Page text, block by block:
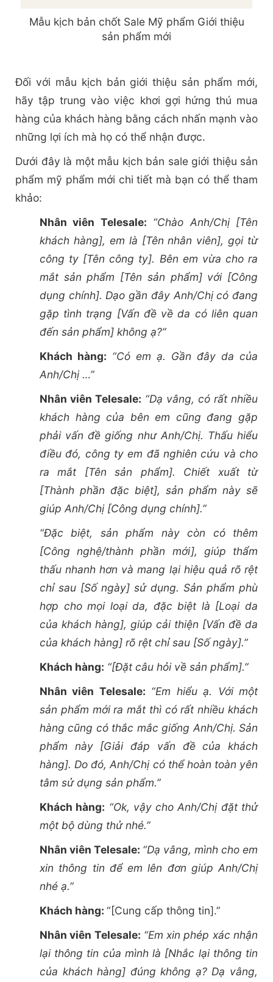
Mẫu kịch bản chốt Sale Mỹ phẩm Giới thiệu
sản phẩm mới
Đối với mẫu kịch bản giới thiệu sản phẩm mới,
hãy tập trung vào việc khơi gợi hứng thú mua
hàng của khách hàng bằng cách nhấn mạnh vào
những lợi ích mà họ có thể nhận được.
Dưới đây là một mẫu kịch bản sale giới thiệu sản
phẩm mỹ phẩm mới chi tiết mà bạn có thể tham
khảo:
Nhân viên Telesale: “Chào Anh/Chị [Tên
khách hàng], em là [Tên nhân viên], gọi từ
công ty [Tên công ty]. Bên em vừa cho ra
mắt sản phẩm [Tên sản phẩm] với [Công
dụng chính]. Dạo gần đây Anh/Chị có đang
gặp tình trạng [Vấn đề về da có liên quan
đến sản phẩm] không ạ?”
Khách hàng: “Có em ạ. Gần đây da của
Anh/Chị …”
Nhân viên Telesale: “Dạ vâng, có rất nhiều
khách hàng của bên em cũng đang gặp
phải vấn đề giống như Anh/Chị. Thấu hiểu
điều đó, công ty em đã nghiên cứu và cho
ra mắt [Tên sản phẩm]. Chiết xuất từ
[Thành phần đặc biệt], sản phẩm này sẽ
giúp Anh/Chị [Công dụng chính].”
“Đặc biệt, sản phẩm này còn có thêm
[Công nghệ/thành phần mới], giúp thẩm
thấu nhanh hơn và mang lại hiệu quả rõ rệt
chỉ sau [Số ngày] sử dụng. Sản phẩm phù
hợp cho mọi loại da, đặc biệt là [Loại da
của khách hàng], giúp cải thiện [Vấn đề da
của khách hàng] rõ rệt chỉ sau [Số ngày].”
Khách hàng: “[Đặt câu hỏi về sản phẩm].”
Nhân viên Telesale: “Em hiểu ạ. Với một
sản phẩm mới ra mắt thì có rất nhiều khách
hàng cũng có thắc mắc giống Anh/Chị. Sản
phẩm này [Giải đáp vấn đề của khách
hàng]. Do đó, Anh/Chị có thể hoàn toàn yên
tâm sử dụng sản phẩm.”
Khách hàng: “Ok, vậy cho Anh/Chị đặt thử
một bộ dùng thử nhé.”
Nhân viên Telesale: “Dạ vâng, mình cho em
xin thông tin để em lên đơn giúp Anh/Chị
nhé ạ.”
Khách hàng: “[Cung cấp thông tin].”
Nhân viên Telesale: “Em xin phép xác nhận
lại thông tin của mình là [Nhắc lại thông tin
của khách hàng] đúng không ạ? Dạ vâng,